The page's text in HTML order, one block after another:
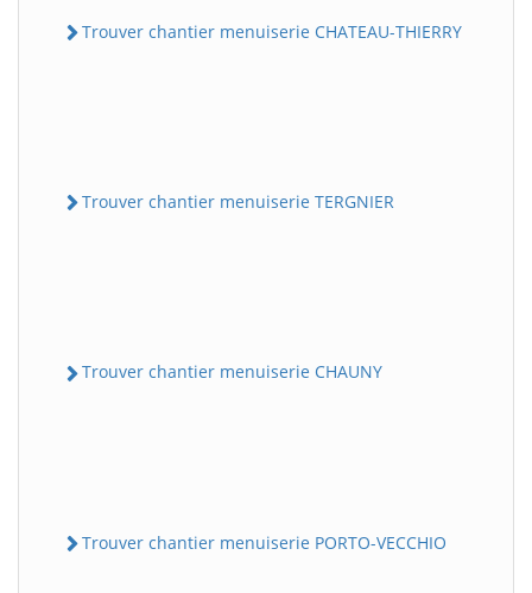
Trouver chantier menuiserie CHATEAU-THIERRY
Trouver chantier menuiserie TERGNIER
Trouver chantier menuiserie CHAUNY
Trouver chantier menuiserie PORTO-VECCHIO